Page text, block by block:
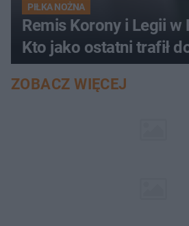
PIŁKA NOŻNA
Remis Korony i Legii w
Kto jako ostatni trafił
ZOBACZ WIĘCEJ